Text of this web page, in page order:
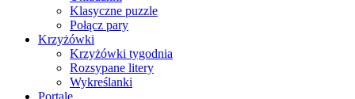
Klasyczne puzzle
Połącz pary
Krzyżówki
Krzyżówki tygodnia
Rozsypane litery
Wykreślanki
Portale